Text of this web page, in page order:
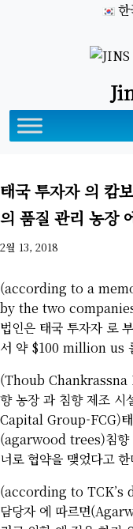
한
태국 투자자 의 캄
의 품질 관리 농장
2월 13, 2018
(according to a
by the two
법인은 태국 투자자 로
서 약 $100 million us
(Thoub Chankrassna
향 농장 과 침향 제조
Capital Group-FCG)태
(agarwood trees)침향
너로 협약을 맺었다고 한
(according to TCK’s
담당자 에 따르면